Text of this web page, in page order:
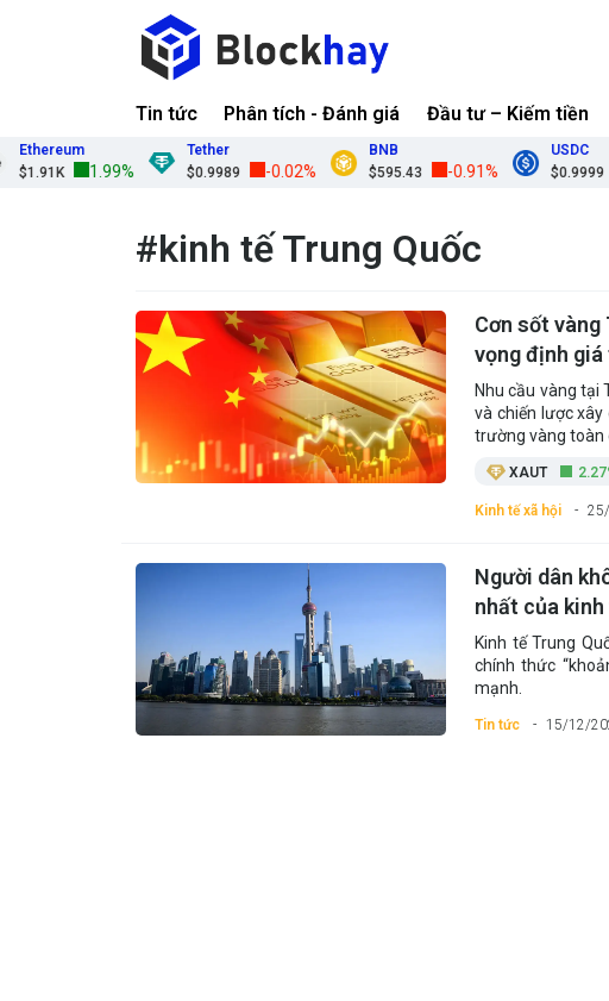
Tin tức Phân tích - Đánh giá Đầu tư – Kiếm tiền
Ethereum
$1.91K
1.99%
Tether
$0.9989
-0.02%
BNB
$595.43
-0.91%
USDC
$0.9999
#kinh tế Trung Quốc
Kinh tế xã hội
Cơn sốt vàng
vọng định
Nhu cầu vàng tại
và chiến lược
trường vàng toàn
XAUT
Tin tức 15/12/
Người dân
nhất của
Kinh tế Trung
chính thức
mạnh.